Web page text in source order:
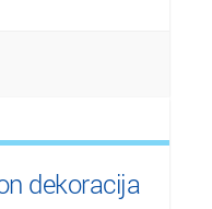
dekoracija